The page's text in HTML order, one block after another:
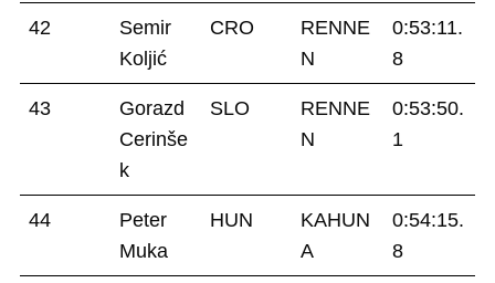
42
Semir
Koljić
CRO
RENNE
N
0:53:11.
8
43
Gorazd
Cerinše
k
SLO
RENNE
N
0:53:50.
1
44
Peter
Muka
HUN
KAHUN
A
0:54:15.
8